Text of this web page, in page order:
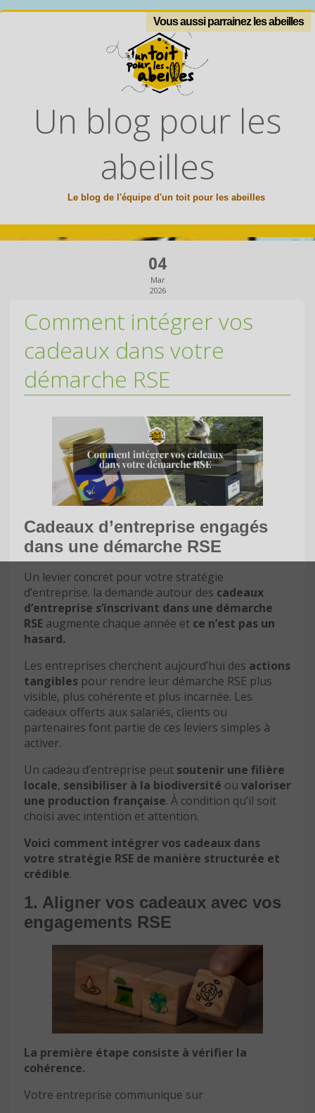
Vous aussi parrainez les abeilles
Un blog pour les
abeilles
Le blog de l'équipe d'un toit pour les abeilles
04
Mar
2026
Comment intégrer vos
cadeaux dans votre
démarche RSE
Cadeaux d’entreprise engagés
dans une démarche RSE
Un levier concret pour votre stratégie
d’entreprise. la demande autour des cadeaux
d’entreprise s’inscrivant dans une démarche
RSE augmente chaque année et ce n’est pas un
hasard.
Les entreprises cherchent aujourd’hui des actions
tangibles pour rendre leur démarche RSE plus
visible, plus cohérente et plus incarnée. Les
cadeaux offerts aux salariés, clients ou
partenaires font partie de ces leviers simples à
activer.
Un cadeau d’entreprise peut soutenir une filière
locale, sensibiliser à la biodiversité ou valoriser
une production française. À condition qu’il soit
choisi avec intention et attention.
Voici comment intégrer vos cadeaux dans
votre stratégie RSE de manière structurée et
crédible.
1. Aligner vos cadeaux avec vos
engagements RSE
La première étape consiste à vérifier la
cohérence.
Votre entreprise communique sur